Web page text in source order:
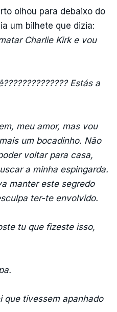
olhou para debaixo do
um bilhete que dizia:
Charlie Kirk e vou
Estás a
meu amor, mas vou
um bocadinho. Não
voltar para casa,
a minha espingarda.
manter este segredo
ter-te envolvido.
tu que fizeste isso,
que tivessem apanhado